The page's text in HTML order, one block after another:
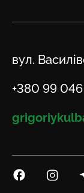
Адреса
вул.
Телефон
+380 99
Email
Посилання на